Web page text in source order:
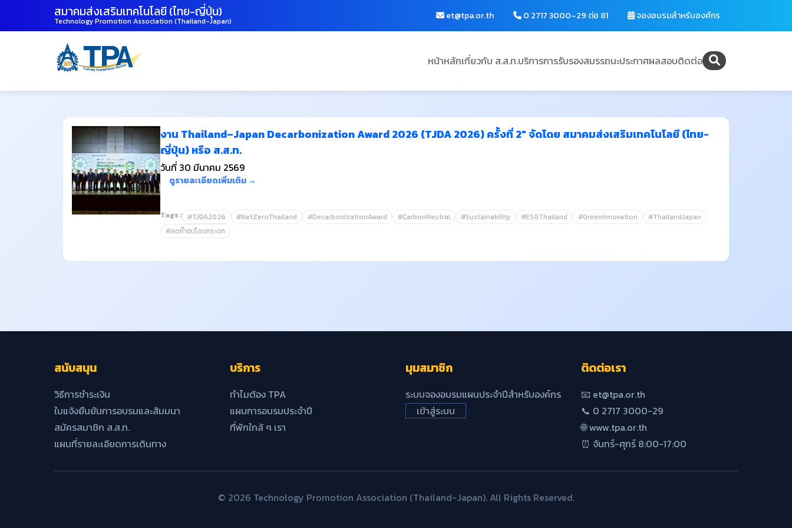
สมาคมส่งเสริมเทคโนโลยี (ไทย-ญี่ปุ่น)
Technology Promotion Association (Thailand-Japan) et@tpa.or.th 0 2717 3000–29 ต่อ 81 จองอบรมสำหรับองค์กร
หน้าหลักเกี่ยวกับ ส.ส.ท.บริการการรับรองสมรรถนะประกาศผลสอบติดต่อ
งาน Thailand–Japan Decarbonization Award 2026 (TJDA 2026) ครั้งที่ 2" จัดโดย สมาคมส่งเสริมเทคโนโลยี (ไทย-
ญี่ปุ่น) หรือ ส.ส.ท.
วันที่ 30 มีนาคม 2569
ดูรายละเอียดเพิ่มเติม →
Tags : #TJDA2026 #NetZeroThailand #DecarbonizationAward #CarbonNeutral #Sustainability #ESGThailand #GreenInnovation
#ThailandJapan
#ลดก๊าซเรือนกระจก
สนับสนุน
วิธีการชำระเงิน
ใบแจ้งยืนยันการอบรมและสัมมนา
สมัครสมาชิก ส.ส.ท.
แผนที่รายละเอียดการเดินทาง
บริการ
ทำไมต้อง TPA
แผนการอบรมประจำปี
ที่พักใกล้ ๆ เรา
มุมสมาชิก
ระบบจองอบรมแผนประจำปีสำหรับองค์กร
เข้าสู่ระบบ
ติดต่อเรา
📧 et@tpa.or.th
📞 0 2717 3000-29
🌐 www.tpa.or.th
⏰ จันทร์-ศุกร์ 8:00-17:00
© 2026 Technology Promotion Association (Thailand-Japan). All Rights Reserved.